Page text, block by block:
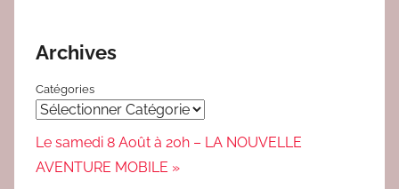
Archives
Catégories
Le samedi 8 Août à 20h – LA NOUVELLE
AVENTURE MOBILE »